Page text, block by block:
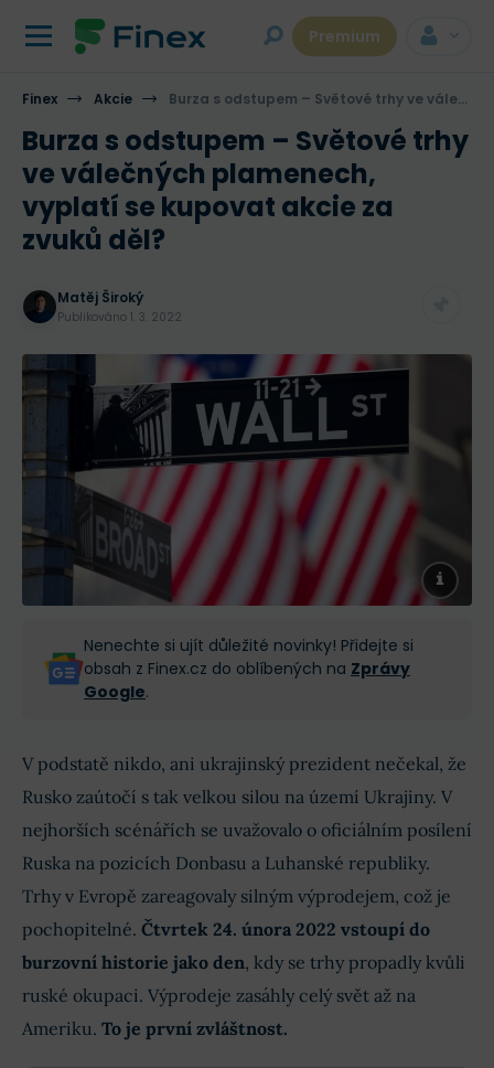
Premium
Finex Akcie Burza s odstupem – Světové trhy ve válečných plamenech, vyplatí se kupovat akcie za zvuků děl?
Burza s odstupem – Světové trhy
ve válečných plamenech,
vyplatí se kupovat akcie za
zvuků děl?
Matěj Široký
Publikováno 1. 3. 2022
Nenechte si ujít důležité novinky! Přidejte si
obsah z Finex.cz do oblíbených na Zprávy
Google.
V podstatě nikdo, ani ukrajinský prezident nečekal, že
Rusko zaútočí s tak velkou silou na území Ukrajiny. V
nejhorších scénářích se uvažovalo o oficiálním posílení
Ruska na pozicích Donbasu a Luhanské republiky.
Trhy v Evropě zareagovaly silným výprodejem, což je
pochopitelné. Čtvrtek 24. února 2022 vstoupí do
burzovní historie jako den, kdy se trhy propadly kvůli
ruské okupaci. Výprodeje zasáhly celý svět až na
Ameriku. To je první zvláštnost.